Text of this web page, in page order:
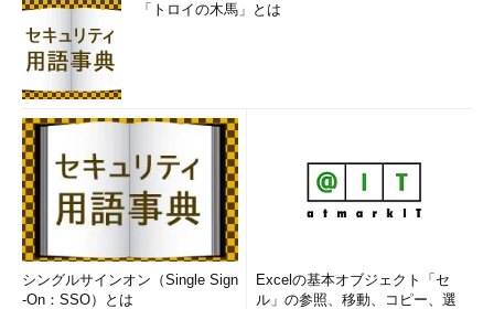
「トロイの木馬」とは
シングルサインオン（Single Sign
-On：SSO）とは
Excelの基本オブジェクト「セ
ル」の参照、移動、コピー、選